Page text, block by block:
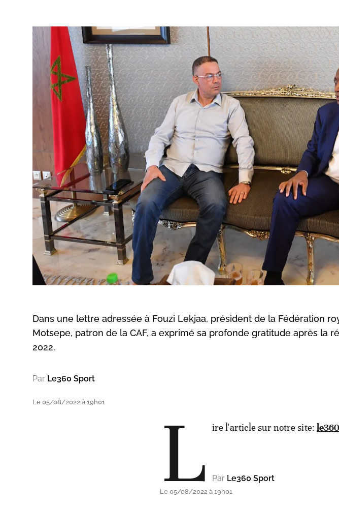
Dans une lettre adressée à Fouzi Lekjaa, président de la Fédération
Motsepe, patron de la CAF, a exprimé sa profonde gratitude après la
2022.
Par Le360 Sport
Le 05/08/2022 à 19h01 L ire l'article sur notre site:
Par Le360 Sport
Le 05/08/2022 à 19h01